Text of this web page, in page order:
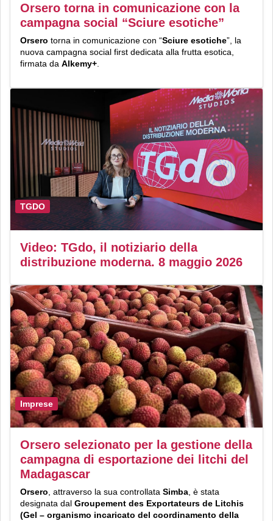
Orsero torna in comunicazione con la
campagna social “Sciure esotiche”
Orsero torna in comunicazione con “Sciure esotiche”, la
nuova campagna social first dedicata alla frutta esotica,
firmata da Alkemy+
TGDO
Video: TGdo, il notiziario della
distribuzione moderna. 8 maggio 2026
Imprese
Orsero selezionato per la gestione della
campagna di esportazione dei litchi del
Madagascar
Orsero, attraverso la sua controllata Simba, è stata
designata dal Groupement des Exportateurs de Litchis
(Gel – organismo incaricato del coordinamento della